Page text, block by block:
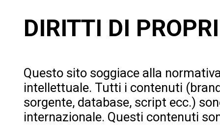
DIRITTI DI
Questo sito soggiace alla
intellettuale. Tutti i contenuti
sorgente, database, script ecc.)
internazionale. Questi contenuti